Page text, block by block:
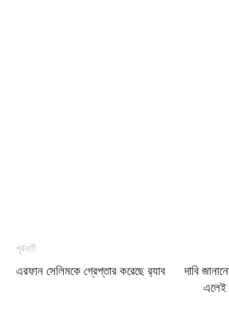
পূর্ববর্তী
এরফান সেলিমকে গ্রেপ্তার করেছে র‍্যাব
দাবি
এলেই